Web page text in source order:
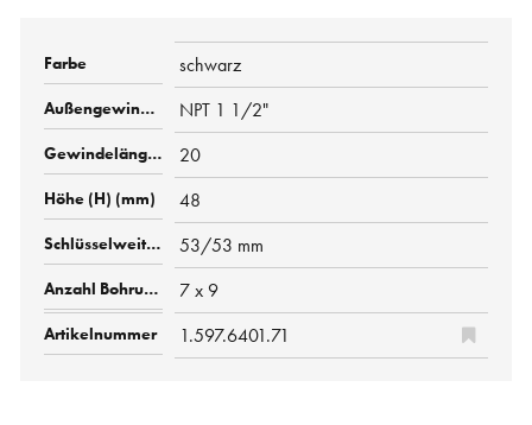
schwarz
NPT 1 1/2"
20
48
53/53 mm
7 x 9
1.597.6401.71